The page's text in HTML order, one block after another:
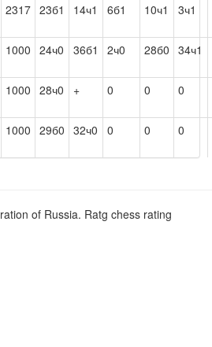
2317 23б1 14ч1 6б1 10ч1 3ч1
1000 24ч0 36б1 2ч0 28б0 34ч1
1000 28ч0 + 0 0 0
1000 29б0 32ч0 0 0 0
of Russia. Ratg chess rating